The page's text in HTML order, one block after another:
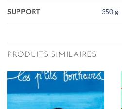
SUPPORT 350 g
PRODUITS SIMILAIRES